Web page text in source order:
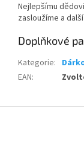
Nejlepšímu
zasloužíme a
Doplňkové
Kategorie:
EAN: